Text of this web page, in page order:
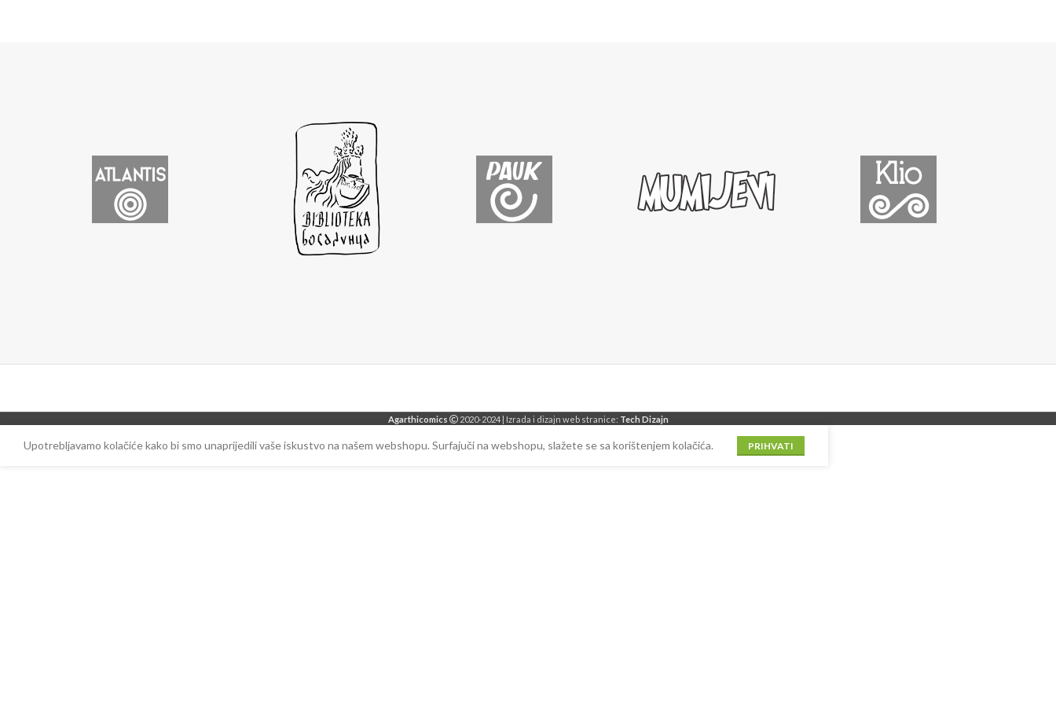
Agarthicomics 2020-2024 | Izrada i dizajn web stranice: Tech Dizajn
Upotrebljavamo kolačiće kako bi smo unaprijedili vaše iskustvo na našem webshopu. Surfajuči na webshopu, slažete se sa korištenjem kolačića. PRIHVATI